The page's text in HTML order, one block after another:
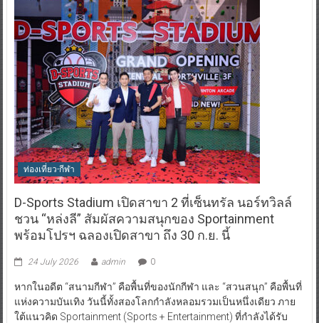
ท่องเที่ยว-กีฬา
D-Sports Stadium เปิดสาขา 2 ที่เซ็นทรัล นอร์ทวิลล์
ชวน “หล่งลี” สัมผัสความสนุกของ Sportainment
พร้อมโปรฯ ฉลองเปิดสาขา ถึง 30 ก.ย. นี้
24 July 2026 admin 0
หากในอดีต “สนามกีฬา” คือพื้นที่ของนักกีฬา และ “สวนสนุก” คือพื้นที่
แห่งความบันเทิง วันนี้ทั้งสองโลกกำลังหลอมรวมเป็นหนึ่งเดียว ภาย
ใต้แนวคิด Sportainment (Sports + Entertainment) ที่กำลังได้รับ